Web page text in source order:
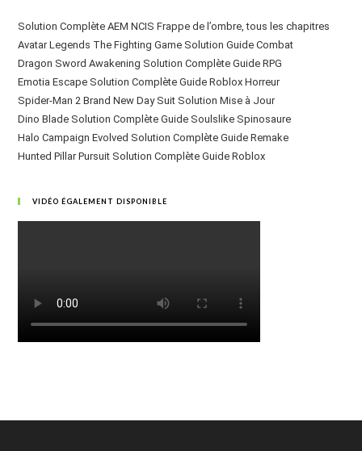
Solution Complète AEM NCIS Frappe de l’ombre, tous les chapitres
Avatar Legends The Fighting Game Solution Guide Combat
Dragon Sword Awakening Solution Complète Guide RPG
Emotia Escape Solution Complète Guide Roblox Horreur
Spider-Man 2 Brand New Day Suit Solution Mise à Jour
Dino Blade Solution Complète Guide Soulslike Spinosaure
Halo Campaign Evolved Solution Complète Guide Remake
Hunted Pillar Pursuit Solution Complète Guide Roblox
VIDÉO ÉGALEMENT DISPONIBLE